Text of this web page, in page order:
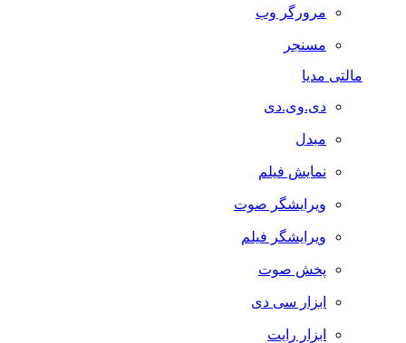
مرورگر وب
مسنجر
مالتی مدیا
دی.وی.دی
مبدل
نمایش فیلم
ویرایشگر صوت
ویرایشگر فیلم
پخش صوت
ابزار سی دی
ابزار رایت